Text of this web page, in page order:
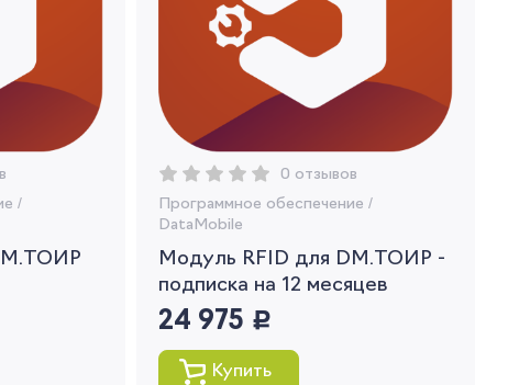
/
0 отзывов
Программное обеспечение /
DataMobile
Модуль RFID для DM.ТОИР -
подписка на 12 месяцев
24 975 руб.
Купить